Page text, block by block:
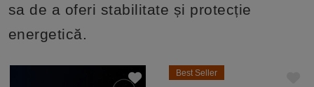
sa de a oferi stabilitate și protecție
energetică.
Best Seller